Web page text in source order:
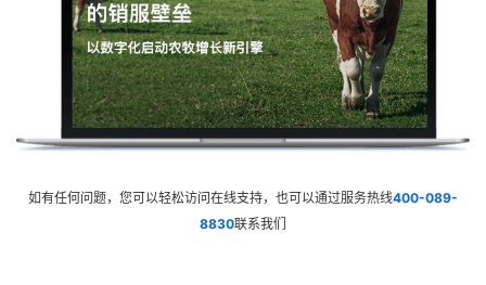
如有任何问题，您可以轻松访问在线支持，也可以通过服务热线400-089-
8830联系我们